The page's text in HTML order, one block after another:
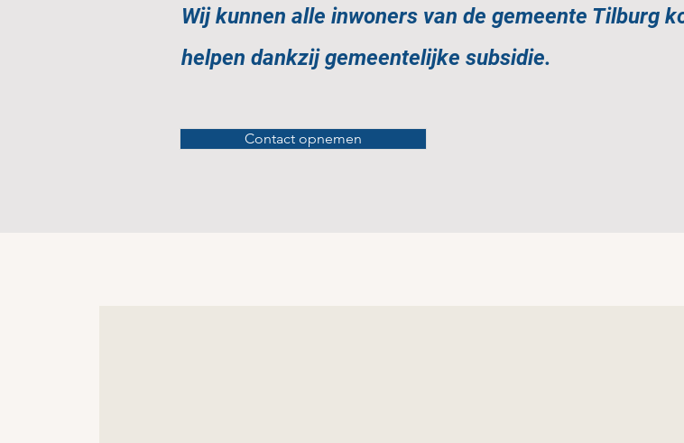
Wij kunnen alle inwoners van de gemeente Tilburg
helpen dankzij gemeentelijke subsidie.
Contact opnemen